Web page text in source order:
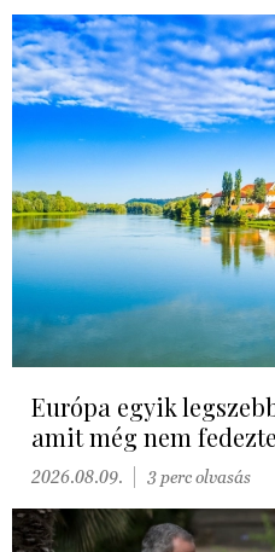
Európa egyik
amit még nem
2026.08.09. 3 perc olvasás